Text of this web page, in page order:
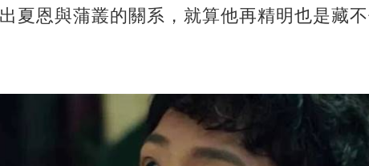
夏恩與蒲叢的關系，就算他再精明也是藏